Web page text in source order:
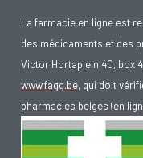
La farmacie en ligne est
des médicaments et des
Victor Hortaplein 40, box
www.fagg.be, qui doit
pharmacies belges (en